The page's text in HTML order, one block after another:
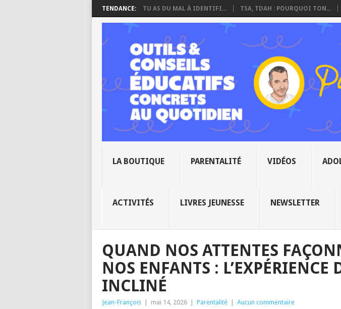
TENDANCE: TU AS DU MAL À IDENTIFI... TSA, TDAH : POURQUOI TON...
LA BOUTIQUE PARENTALITÉ VIDÉOS
ACTIVITÉS LIVRES JEUNESSE NEWSLETTER
QUAND NOS ATTENTES
NOS ENFANTS : L’EXPÉRIENCE
INCLINÉ
Jean-François mai 14, 2026 Parentalité Aucun commentaire